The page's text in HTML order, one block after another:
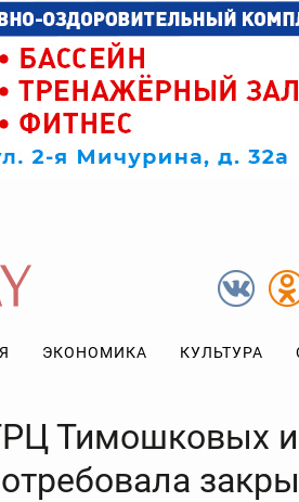
ЭКОНОМИКА КУЛЬТУРА
Тимошковых и